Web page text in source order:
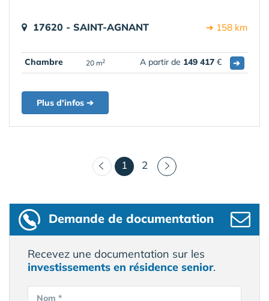
17620 - SAINT-AGNANT ➔ 158 km
Chambre 20 m2 A partir de 149 417 € ➔
Plus d'infos ➔
1 (courant)
2
Demande de documentation
Recevez une documentation sur les
investissements en résidence senior.
Nom *